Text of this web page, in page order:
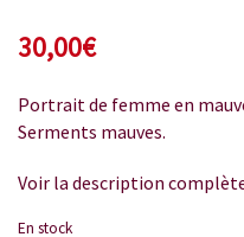
30,00€
Portrait de femme en
Serments mauves.
Voir la description
En stock